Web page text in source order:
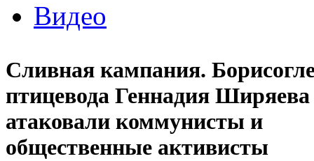
Видео
Сливная кампания.
птицевода Геннадия Ширяева
атаковали коммунисты и
общественные активисты